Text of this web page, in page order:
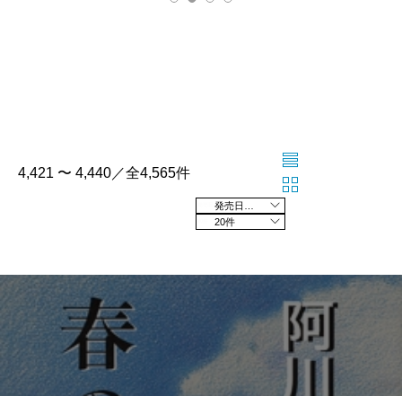
4,421 〜 4,440／全4,565件
20件